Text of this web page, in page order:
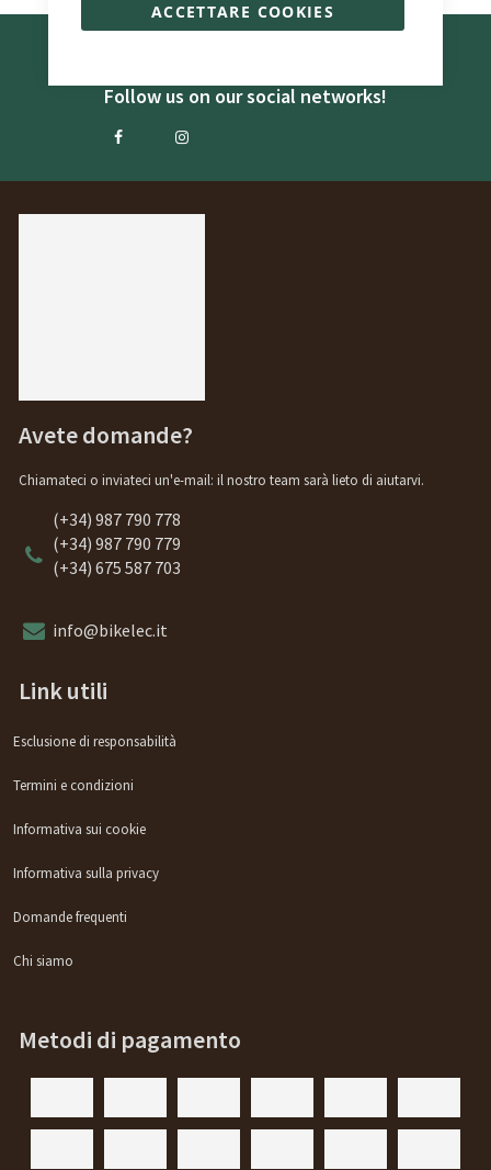
ACCETTARE COOKIES
Follow us on our social networks!
Avete domande?
Chiamateci o inviateci un'e-mail: il nostro team sarà lieto di aiutarvi.
(+34) 987 790 778
(+34) 987 790 779
(+34) 675 587 703
info@bikelec.it
Link utili
Esclusione di responsabilità
Termini e condizioni
Informativa sui cookie
Informativa sulla privacy
Domande frequenti
Chi siamo
Metodi di pagamento